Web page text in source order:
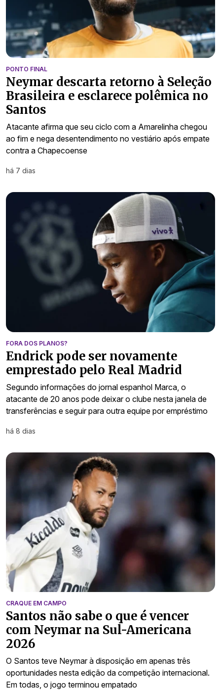
PONTO FINAL
Neymar descarta retorno à Seleção
Brasileira e esclarece polêmica no
Santos
Atacante afirma que seu ciclo com a Amarelinha chegou
ao fim e nega desentendimento no vestiário após empate
contra a Chapecoense
há 7 dias
FORA DOS PLANOS?
Endrick pode ser novamente
emprestado pelo Real Madrid
Segundo informações do jornal espanhol Marca, o
atacante de 20 anos pode deixar o clube nesta janela de
transferências e seguir para outra equipe por empréstimo
há 8 dias
CRAQUE EM CAMPO
Santos não sabe o que é vencer
com Neymar na Sul-Americana
2026
O Santos teve Neymar à disposição em apenas três
oportunidades nesta edição da competição internacional.
Em todas, o jogo terminou empatado